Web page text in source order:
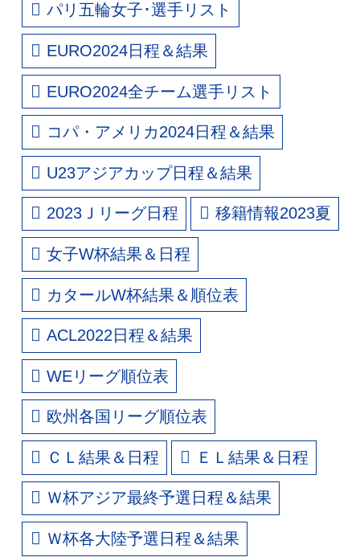
パリ五輪女子･選手リスト
EURO2024日程＆結果
EURO2024全チーム選手リスト
コパ・アメリカ2024日程＆結果
U23アジアカップ日程＆結果
2023Ｊリーグ日程 移籍情報2023夏
女子W杯結果＆日程
カタールW杯結果＆順位表
ACL2022日程＆結果
WEリーグ順位表
欧州各国リーグ順位表
ＣＬ結果＆日程 ＥＬ結果＆日程
Ｗ杯アジア最終予選日程＆結果
Ｗ杯各大陸予選日程＆結果